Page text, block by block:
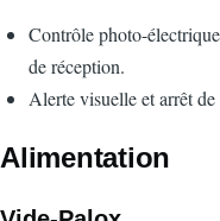
Contrôle photo-
de réception.
Alerte visuelle et arrêt
Alimentation